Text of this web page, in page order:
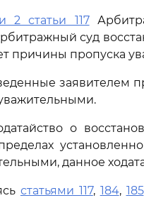
2 статьи 117
суд
причины пропуска
заявителем
о
данное
статьями 117, 184, 185